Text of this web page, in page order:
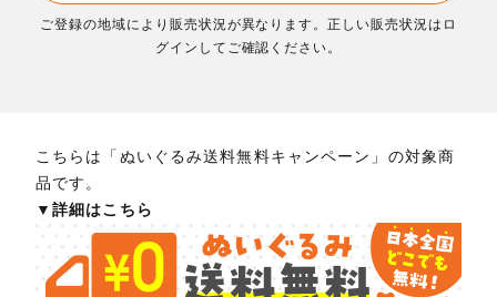
ご登録の地域により販売状況が異なります。正しい販売状況はロ
グインしてご確認ください。
こちらは「ぬいぐるみ送料無料キャンペーン」の対象商
品です。
▼詳細はこちら